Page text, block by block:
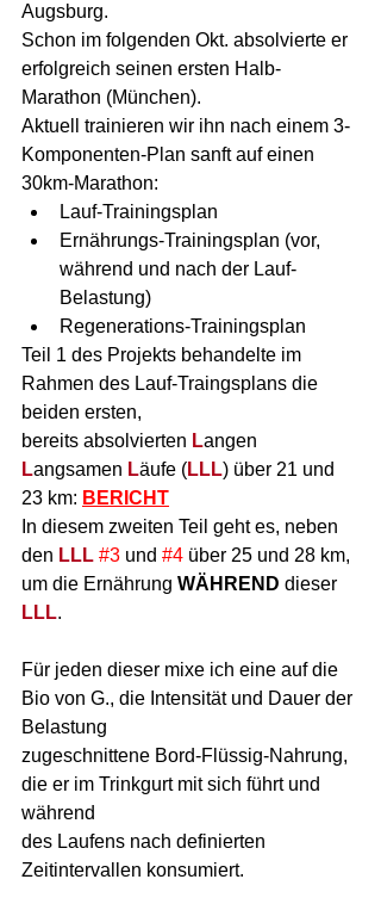
Augsburg.
Schon im folgenden Okt. absolvierte er
erfolgreich seinen ersten Halb-
Marathon (München).
Aktuell trainieren wir ihn nach einem 3-
Komponenten-Plan sanft auf einen
30km-Marathon:
Lauf-Trainingsplan
Ernährungs-Trainingsplan (vor,
während und nach der Lauf-
Belastung)
Regenerations-Trainingsplan
Teil 1 des Projekts behandelte im
Rahmen des Lauf-Traingsplans die
beiden ersten,
bereits absolvierten Langen
Langsamen Läufe (LLL) über 21 und
23 km: BERICHT
In diesem zweiten Teil geht es, neben
den LLL #3 und #4 über 25 und 28 km,
um die Ernährung WÄHREND dieser
LLL.
Für jeden dieser mixe ich eine auf die
Bio von G., die Intensität und Dauer der
Belastung
zugeschnittene Bord-Flüssig-Nahrung,
die er im Trinkgurt mit sich führt und
während
des Laufens nach definierten
Zeitintervallen konsumiert.